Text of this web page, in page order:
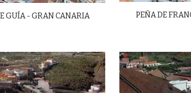
GUÍA - GRAN CANARIA PEÑA DE